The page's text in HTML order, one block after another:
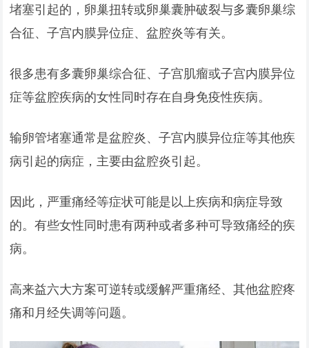
堵塞引起的，卵巢扭转或卵巢囊肿破裂与多囊卵巢综
合征、子宫内膜异位症、盆腔炎等有关。
很多患有多囊卵巢综合征、子宫肌瘤或子宫内膜异位
症等盆腔疾病的女性同时存在自身免疫性疾病。
输卵管堵塞通常是盆腔炎、子宫内膜异位症等其他疾
病引起的病症，主要由盆腔炎引起。
因此，严重痛经等症状可能是以上疾病和病症导致
的。有些女性同时患有两种或者多种可导致痛经的疾
病。
高来益六大方案可逆转或缓解严重痛经、其他盆腔疼
痛和月经失调等问题。